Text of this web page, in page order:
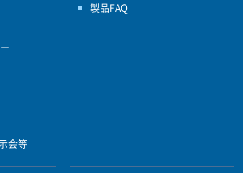
会等
製品FAQ